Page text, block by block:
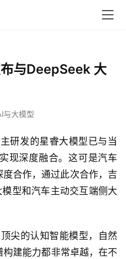
与DeepSeek 大
与大模型
研发的星睿大模型已与当
现深度融合。这可是汽车
合作，通过此次合作，吉
型和汽车主动交互端侧大
建能力都非常卓越，在不